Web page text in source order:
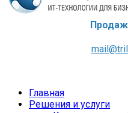
Главная
Решения и услуги